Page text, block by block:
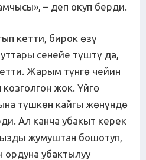
– деп окуп берди.
кетти, бирок өзү
сенейе түштү да,
Жарым түнгө чейин
жок. Үйгө
түшкөн кайгы жөнүндө
Ал канча убакыт керек
жумуштан бошотуп,
ордуна убактылуу